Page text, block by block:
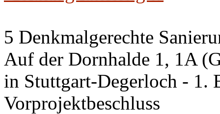
5 Denkmalgerechte
Auf der Dornhalde 1, 1A
in Stuttgart-Degerloch - 1.
Vorprojektbeschluss